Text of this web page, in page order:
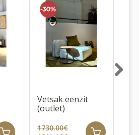
Vetsak eenzit
(outlet)
1730.00€